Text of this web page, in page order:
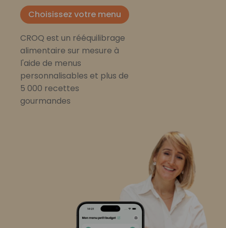
Choisissez votre menu
CROQ est un rééquilibrage
alimentaire sur mesure à
l'aide de menus
personnalisables et plus de
5 000 recettes
gourmandes